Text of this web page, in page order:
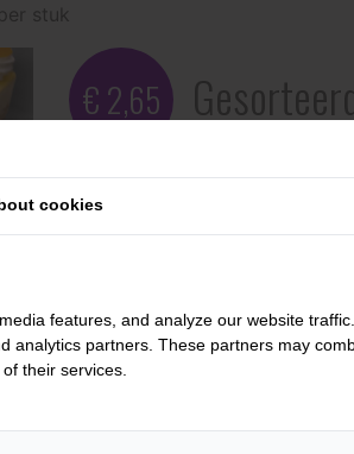
€ 2,65
Een mix van onze lekkerste
en evenwichtige
- + BESTEL
cookies
features, and analyze our website
analytics partners. These partners may
their services.